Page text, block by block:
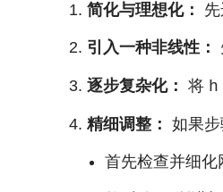
简化与理想化：
引入一种非线性：
逐步复杂化： 将 h
精细调整： 如果步
首先检查并细化